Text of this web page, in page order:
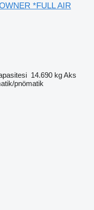
*FULL AIR
14.690 kgAks
pnömatik